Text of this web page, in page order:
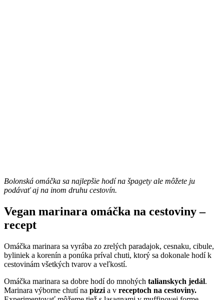
Bolonská omáčka sa najlepšie hodí na špagety ale môžete ju
podávať aj na inom druhu cestovín.
Vegan marinara omáčka na cestoviny –
recept
Omáčka marinara sa vyrába zo zrelých paradajok, cesnaku, cibule,
byliniek a korenín a ponúka príval chuti, ktorý sa dokonale hodí k
cestovinám všetkých tvarov a veľkostí.
Omáčka marinara sa dobre hodí do mnohých talianskych jedál.
Marinara výborne chutí na pizzi a v receptoch na cestoviny.